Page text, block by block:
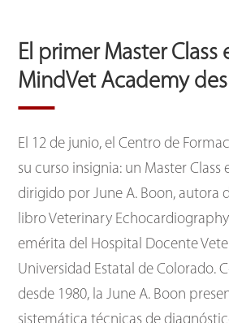
El primer Master
MindVet Academy
El 12 de junio, el Centro de
su curso insignia: un Master Class
dirigido por June A. Boon, autora
libro Veterinary
emérita del Hospital Docente
Universidad Estatal de Colorado.
desde 1980, la June A. Boon
sistemática técnicas de